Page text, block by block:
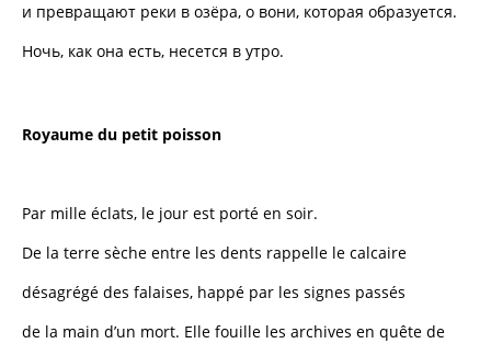
и превращают реки в озёра, о вони, которая образуется.
Ночь, как она есть, несется в утро.
Royaume du petit poisson
Par mille éclats, le jour est porté en soir.
De la terre sèche entre les dents rappelle le calcaire
désagrégé des falaises, happé par les signes passés
de la main d’un mort. Elle fouille les archives en quête de